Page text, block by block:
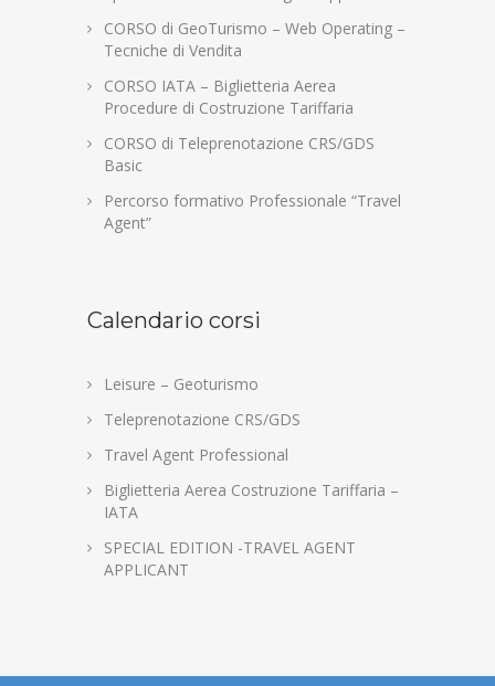
CORSO di GeoTurismo – Web Operating –
Tecniche di Vendita
CORSO IATA – Biglietteria Aerea
Procedure di Costruzione Tariffaria
CORSO di Teleprenotazione CRS/GDS
Basic
Percorso formativo Professionale “Travel
Agent”
Calendario corsi
Leisure – Geoturismo
Teleprenotazione CRS/GDS
Travel Agent Professional
Biglietteria Aerea Costruzione Tariffaria –
IATA
SPECIAL EDITION -TRAVEL AGENT
APPLICANT